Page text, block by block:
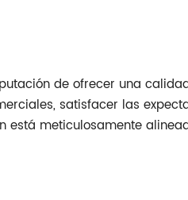
de ofrecer una
satisfacer las
está meticulosamente